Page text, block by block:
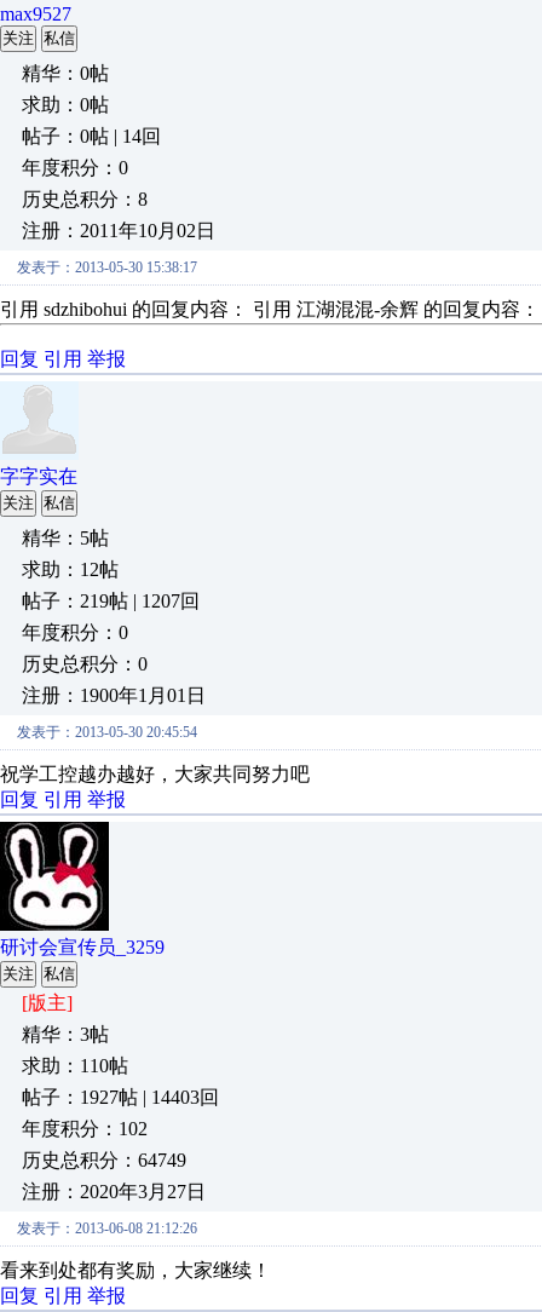
max9527
关注 私信
精华：0帖
求助：0帖
帖子：0帖 | 14回
年度积分：0
历史总积分：8
注册：2011年10月02日
发表于：2013-05-30 15:38:17
引用 sdzhibohui 的回复内容： 引用 江湖混混-余辉 的回复内容
回复 引用 举报
字字实在
关注 私信
精华：5帖
求助：12帖
帖子：219帖 | 1207回
年度积分：0
历史总积分：0
注册：1900年1月01日
发表于：2013-05-30 20:45:54
祝学工控越办越好，大家共同努力吧
回复 引用 举报
研讨会宣传员_3259
关注 私信
[版主]
精华：3帖
求助：110帖
帖子：1927帖 | 14403回
年度积分：102
历史总积分：64749
注册：2020年3月27日
发表于：2013-06-08 21:12:26
看来到处都有奖励，大家继续！
回复 引用 举报